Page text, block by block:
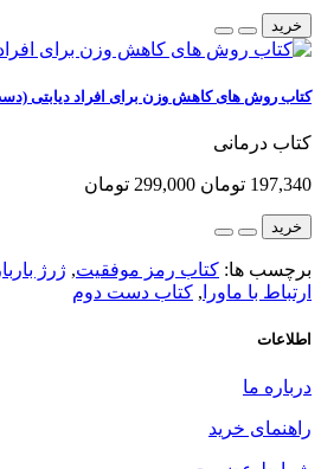
خرید
کتاب روش های کاهش وزن برای افراد دیابتی
کتاب درمانی
197,340 تومان 299,000 تومان
خرید
برچسب ها: کتاب رمز موفقیت, ژرژ
ارتباط با ماورا , کتاب دست دوم
اطلاعات
درباره ما
راهنمای خرید